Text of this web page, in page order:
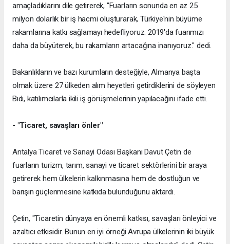
amaçladıklarını dile getirerek, "Fuarların sonunda en az 25
milyon dolarlık bir iş hacmi oluşturarak, Türkiye'nin büyüme
rakamlarına katkı sağlamayı hedefliyoruz. 2019'da fuarımızı
daha da büyüterek, bu rakamların artacağına inanıyoruz." dedi.
Bakanlıkların ve bazı kurumların desteğiyle, Almanya başta
olmak üzere 27 ülkeden alım heyetleri getirdiklerini de söyleyen
Bıdı, katılımcılarla ikili iş görüşmelerinin yapılacağını ifade etti.
- "Ticaret, savaşları önler"
Antalya Ticaret ve Sanayi Odası Başkanı Davut Çetin de
fuarların turizm, tarım, sanayi ve ticaret sektörlerini bir araya
getirerek hem ülkelerin kalkınmasına hem de dostluğun ve
barışın güçlenmesine katkıda bulunduğunu aktardı.
Çetin, "Ticaretin dünyaya en önemli katkısı, savaşları önleyici ve
azaltıcı etkisidir. Bunun en iyi örneği Avrupa ülkelerinin iki büyük